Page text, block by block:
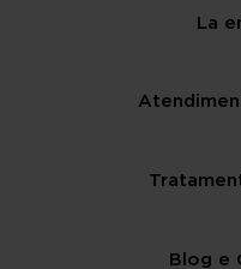
La
Blog e